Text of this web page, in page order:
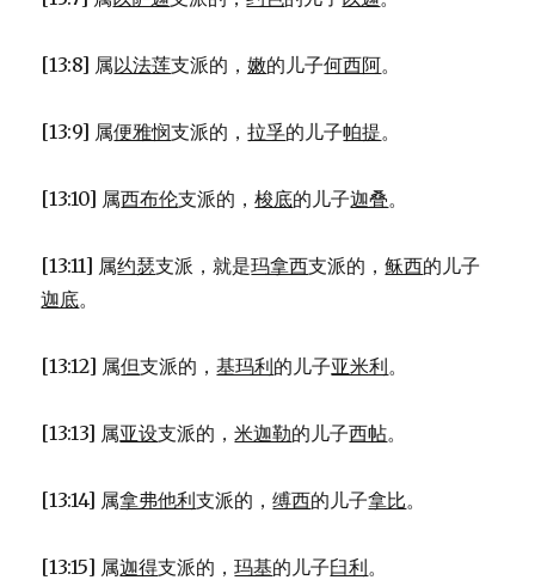
[13:8] 属以法莲支派的，嫩的儿子何西阿。
[13:9] 属便雅悯支派的，拉孚的儿子帕提。
[13:10] 属西布伦支派的，梭底的儿子迦叠。
[13:11] 属约瑟支派，就是玛拿西支派的，稣西的儿子
迦底。
[13:12] 属但支派的，基玛利的儿子亚米利。
[13:13] 属亚设支派的，米迦勒的儿子西帖。
[13:14] 属拿弗他利支派的，缚西的儿子拿比。
[13:15] 属迦得支派的，玛基的儿子臼利。